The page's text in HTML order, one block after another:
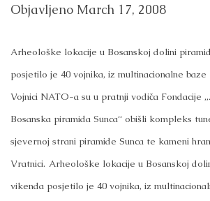
Objavljeno March 17, 2008
Arheološke lokacije u Bosanskoj dolini
posjetilo je 40 vojnika, iz multinacionalne
Vojnici NATO-a su u pratnji vodiča Fondacije
Bosanska piramida Sunca“ obišli kompleks
sjevernoj strani piramide Sunca te kameni
Vratnici. Arheološke lokacije u Bosanskoj
vikenda posjetilo je 40 vojnika, iz